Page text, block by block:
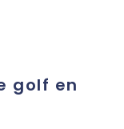
golf en